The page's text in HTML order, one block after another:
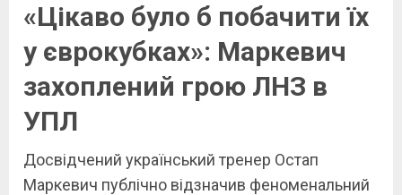
«Цікаво було б побачити їх
у єврокубках»: Маркевич
захоплений грою ЛНЗ в
УПЛ
Досвідчений український тренер Остап
Маркевич публічно відзначив феноменальний